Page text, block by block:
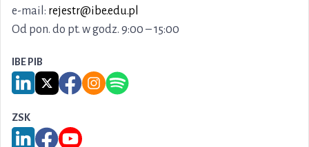
e-mail: rejestr@ibe.edu.pl
Od pon. do pt. w godz. 9:00 – 15:00
IBE PIB
Link do serwisu LinkedIn IBE PIB
Link do serwisu X IBE PIB
Link do Facebook IBE PIB
Link do Instagram IBE PIB
Link do Spotify IBE PIB
ZSK
Link do serwisu LinkedIn ZSK
Link do Facebook ZSK
Link do YouTube ZSK